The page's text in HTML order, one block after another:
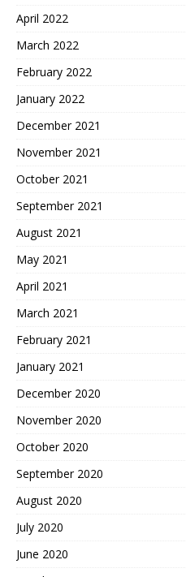
April 2022
March 2022
February 2022
January 2022
December 2021
November 2021
October 2021
September 2021
August 2021
May 2021
April 2021
March 2021
February 2021
January 2021
December 2020
November 2020
October 2020
September 2020
August 2020
July 2020
June 2020